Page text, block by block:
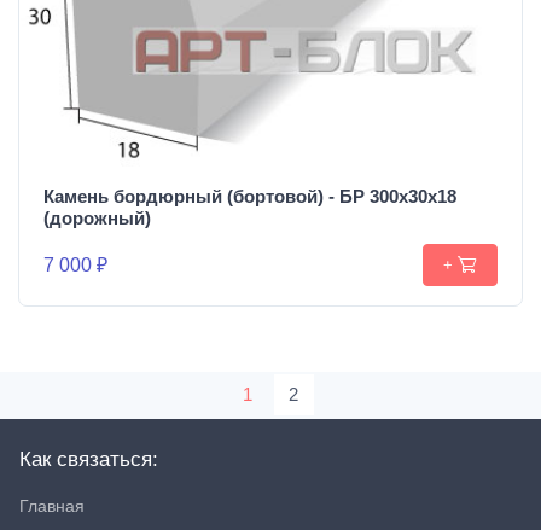
Камень бордюрный (бортовой) - БР 300х30х18
(дорожный)
7 000 ₽ +
1 2
Как связаться:
Главная